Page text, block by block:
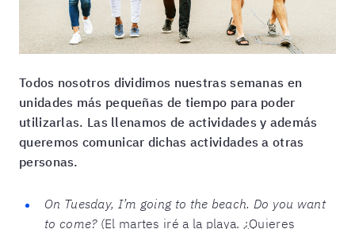
Todos nosotros dividimos nuestras semanas en
unidades más pequeñas de tiempo para poder
utilizarlas. Las llenamos de actividades y además
queremos comunicar dichas actividades a otras
personas.
On Tuesday, I’m going to the beach. Do you want
to come?(El martes iré a la playa. ¿Quieres